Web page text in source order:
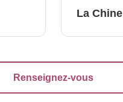
La Chine
Renseignez-vous